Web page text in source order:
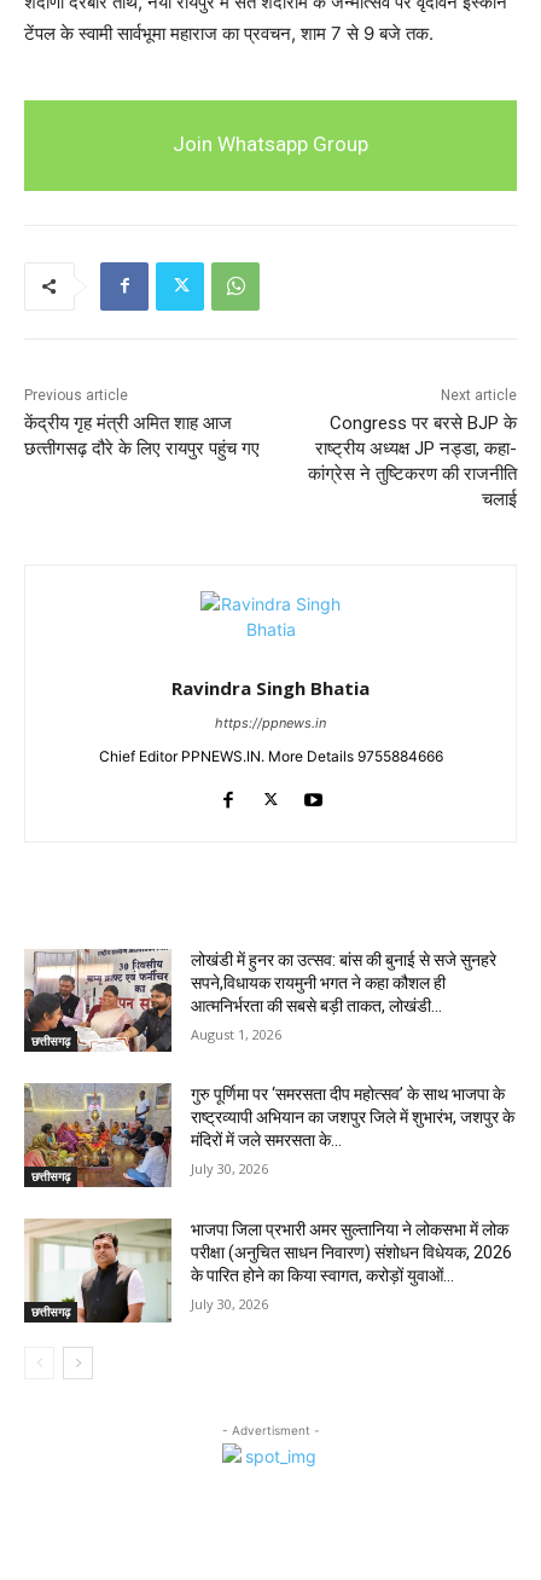
टेंपल के स्वामी सार्वभूमा महाराज का प्रवचन, शाम 7 से 9 बजे तक.
Join Whatsapp Group
Previous article
केंद्रीय गृह मंत्री अमित शाह आज
छत्‍तीगसढ़ दौरे के लिए रायपुर पहुंच गए
Next article
Congress पर बरसे BJP के
राष्ट्रीय अध्यक्ष JP नड्डा, कहा-
कांग्रेस ने तुष्टिकरण की राजनीति
चलाई
Ravindra Singh Bhatia
https://ppnews.in
Chief Editor PPNEWS.IN. More Details 9755884666
छत्तीसगढ़
लोखंडी में हुनर का उत्सव: बांस की बुनाई से सजे सुनहरे
सपने,विधायक रायमुनी भगत ने कहा कौशल ही
आत्मनिर्भरता की सबसे बड़ी ताकत, लोखंडी...
August 1, 2026
छत्तीसगढ़
गुरु पूर्णिमा पर ‘समरसता दीप महोत्सव’ के साथ भाजपा के
राष्ट्रव्यापी अभियान का जशपुर जिले में शुभारंभ, जशपुर के
मंदिरों में जले समरसता के...
July 30, 2026
छत्तीसगढ़
भाजपा जिला प्रभारी अमर सुल्तानिया ने लोकसभा में लोक
परीक्षा (अनुचित साधन निवारण) संशोधन विधेयक, 2026
के पारित होने का किया स्वागत, करोड़ों युवाओं...
July 30, 2026
- Advertisment -